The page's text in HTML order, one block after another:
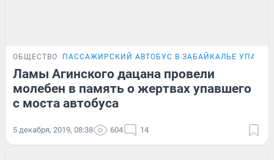
ОБЩЕСТВО ПАССАЖИРСКИЙ АВТОБУС В ЗАБАЙКАЛЬЕ УПАЛ С
Ламы Агинского дацана провели
молебен в память о жертвах упавшего
с моста автобуса
5 декабря, 2019, 08:38 604 14